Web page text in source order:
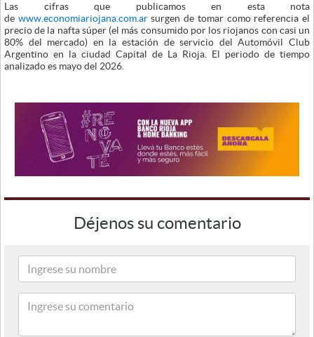
Las cifras que publicamos en esta nota
de www.economiariojana.com.arsurgen de tomar como referencia el
precio de la nafta súper (el más consumido por los riojanos con casi un
80% del mercado) en la estación de servicio del Automóvil Club
Argentino en la ciudad Capital de La Rioja. El periodo de tiempo
analizado es mayo del 2026.
Déjenos su comentario